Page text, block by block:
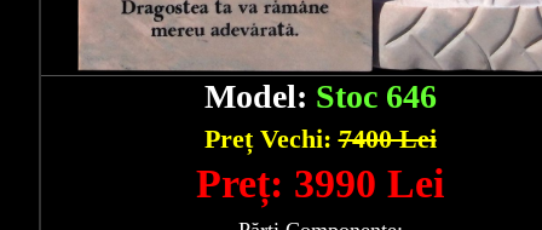
Model: Stoc 646
Preț Vechi:7400 Lei
Preț: 3990 Lei